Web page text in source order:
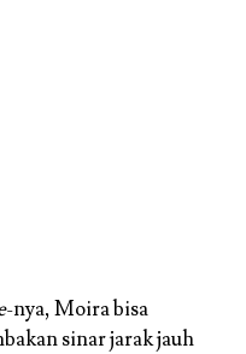
-nya, Moira bisa
sinar jarak jauh